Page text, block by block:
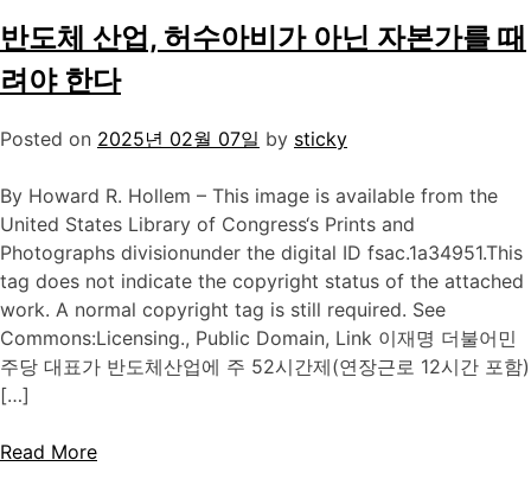
반도체 산업, 허수아비가 아닌 자본가를 때
려야 한다
Posted on 2025년 02월 07일 by sticky
By Howard R. Hollem – This image is available from the
United States Library of Congress‘s Prints and
Photographs divisionunder the digital ID fsac.1a34951.This
tag does not indicate the copyright status of the attached
work. A normal copyright tag is still required. See
Commons:Licensing., Public Domain, Link 이재명 더불어민
주당 대표가 반도체산업에 주 52시간제(연장근로 12시간 포함)
[…]
Read More